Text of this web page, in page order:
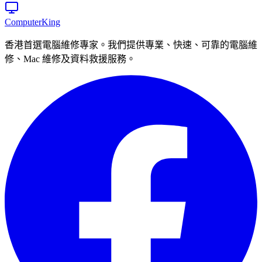
ComputerKing
香港首選電腦維修專家。我們提供專業、快速、可靠的電腦維
修、Mac 維修及資料救援服務。